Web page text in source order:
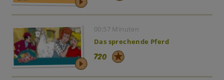
00:57 Minuten
Das sprechende Pferd
720